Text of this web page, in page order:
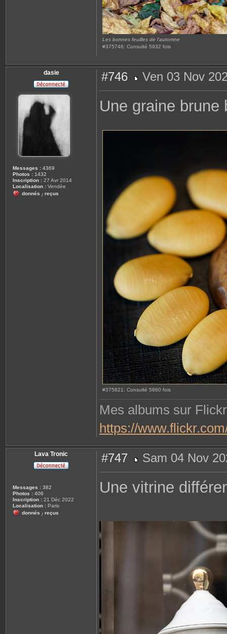
Les bonnes feuilles de l'automne
#375746: Consulté 5932 fois
dasie
Messages : 4369
Photos : 1432
Inscription : 27 Avr 2014
Localisation : Vendée
donnés / reçus
#746
e
s
g
Ven 03 Nov
Une graine brune
#375821: Consulté 5860 fois
Mes albums sur
https://
Lava Tronic
Messages : 382
Photos : 406
Inscription : 21 Déc 2022
Localisation : Paris
donnés / reçus
#747
e
s
Sam 04 Nov
Une vitrine